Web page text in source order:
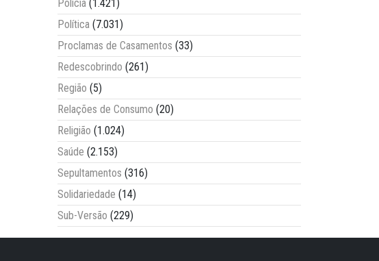
Polícia (1.421)
Política (7.031)
Proclamas de Casamentos (33)
Redescobrindo (261)
Região (5)
Relações de Consumo (20)
Religião (1.024)
Saúde (2.153)
Sepultamentos (316)
Solidariedade (14)
Sub-Versão (229)